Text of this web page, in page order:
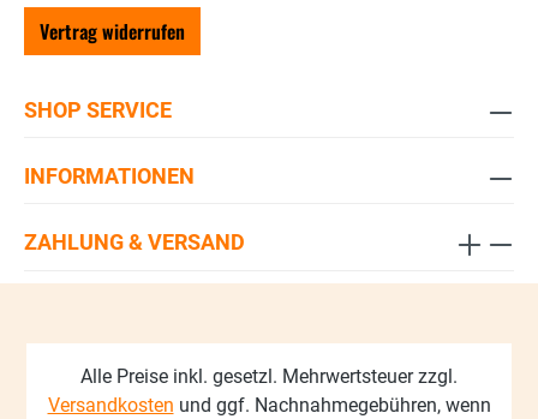
Vertrag widerrufen
SHOP SERVICE
INFORMATIONEN
ZAHLUNG & VERSAND
Alle Preise inkl. gesetzl. Mehrwertsteuer zzgl.
Versandkosten und ggf. Nachnahmegebühren, wenn